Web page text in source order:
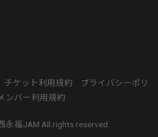
チケット利用規約
プライバシーポリ
ンバー利用規約
永福JAM All rights reserved.